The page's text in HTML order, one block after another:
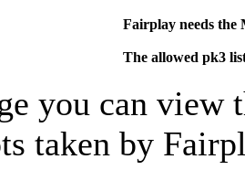
Fairplay needs
The allowed pk3
you can view
taken by